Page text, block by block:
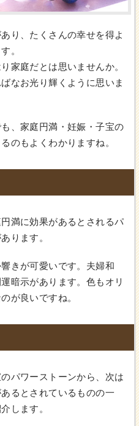
り、たくさんの幸せを得よ
。
家庭だとは思いませんか。
なお光り輝くように思いま
、家庭円満・妊娠・子宝の
のもよくわかりますね。
満に効果があるとされるパ
ります。
きが可愛いです。夫婦和
暗示があります。色もオリ
が良いですね。
パワーストーンから、次は
るとされているものの一
します。